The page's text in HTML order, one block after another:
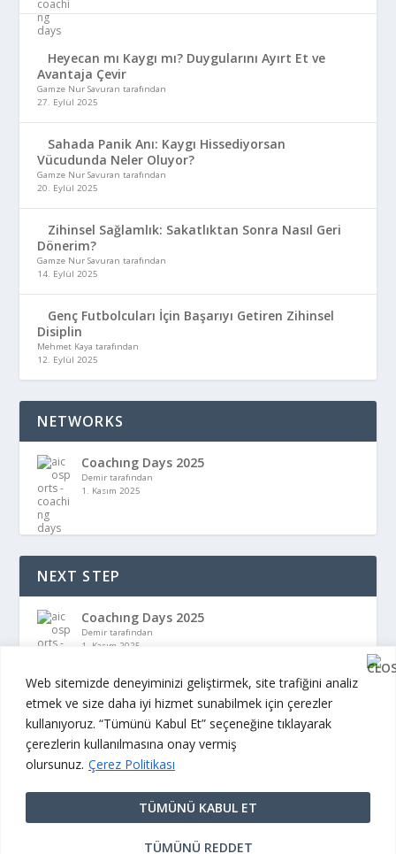
Web sitemizde deneyiminizi geliştirmek, site trafiğini analiz
etmek ve size daha iyi hizmet sunabilmek için çerezler
kullanıyoruz. “Tümünü Kabul Et” seçeneğine tıklayarak
çerezlerin kullanılmasına onay vermiş
olursunuz. Çerez Politikası
TÜMÜNÜ REDDET
TÜMÜNÜ KABUL ET
Heyecan mı Kaygı mı? Duygularını Ayırt Et ve
Avantaja Çevir
Gamze Nur Savuran tarafından
27. Eylül 2025
Sahada Panik Anı: Kaygı Hissediyorsan
Vücudunda Neler Oluyor?
Gamze Nur Savuran tarafından
20. Eylül 2025
Zihinsel Sağlamlık: Sakatlıktan Sonra Nasıl Geri
Dönerim?
Gamze Nur Savuran tarafından
14. Eylül 2025
Genç Futbolcuları İçin Başarıyı Getiren Zihinsel
Disiplin
Mehmet Kaya tarafından
12. Eylül 2025
NETWORKS
Coachıng Days 2025
Demir tarafından
1. Kasım 2025
NEXT STEP
Coachıng Days 2025
Demir tarafından
1. Kasım 2025
© 2026 Aicosports. Tüm Hakları Saklıdır.
Kullanım Koşulları|Gizlilik Politikası|Mesafeli Satış
Sözleşmesi|Knowledge